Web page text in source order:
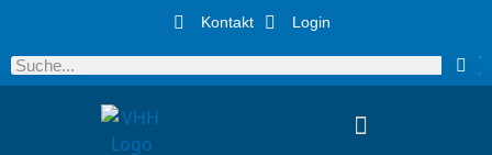
Kontakt Login